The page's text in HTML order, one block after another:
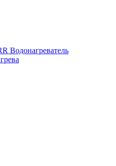
Водонагреватель